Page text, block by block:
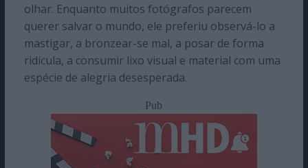
olhar. Enquanto muitos fotógrafos parecem
querer salvar o mundo, ele preferiu observá-lo a
mastigar, a bronzear-se mal, a posar de forma
ridícula, a consumir lixo visual e material com uma
espécie de alegria desesperada.
Pub